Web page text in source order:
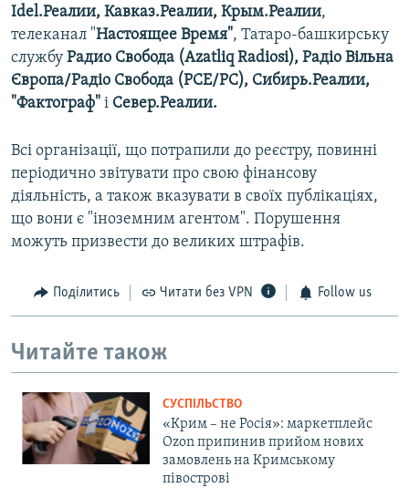
Idel.Реалии, Кавказ.Реалии, Крым.Реалии,
телеканал "Настоящее Время", Татаро-башкирську
службу Радио Свобода (Azatliq Radiosi), Радіо Вільна
Європа/Радіо Свобода (PCE/PC), Сибирь.Реалии,
"Фактограф" і Север.Реалии.
Всі організації, що потрапили до реєстру, повинні
періодично звітувати про свою фінансову
діяльність, а також вказувати в своїх публікаціях,
що вони є "іноземним агентом". Порушення
можуть призвести до великих штрафів.
Поділитись Читати без VPN Follow us
Читайте також
СУСПІЛЬСТВО
«Крим – не Росія»: маркетплейс
Ozon припинив прийом нових
замовлень на Кримському
півострові